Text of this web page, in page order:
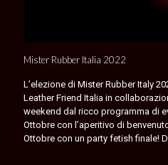
Mister Rubber Italia 2022
L’elezione di Mister Rubber Italy
Leather Friend Italia in
weekend dal ricco programma di
Ottobre con l’aperitivo di
Ottobre con un party fetish finale!